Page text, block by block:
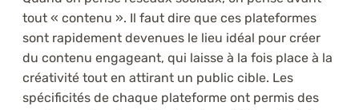
tout « contenu ». Il faut dire que ces plateformes
sont rapidement devenues le lieu idéal pour créer
du contenu engageant, qui laisse à la fois place à la
créativité tout en attirant un public cible. Les
spécificités de chaque plateforme ont permis des